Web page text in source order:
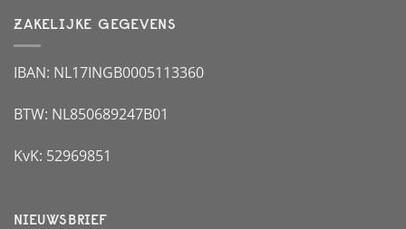
ZAKELIJKE GEGEVENS
IBAN: NL17INGB0005113360
BTW: NL850689247B01
KvK: 52969851
NIEUWSBRIEF